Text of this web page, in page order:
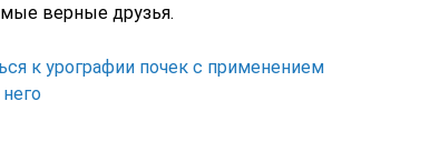
верные друзья.
к урографии почек с применением